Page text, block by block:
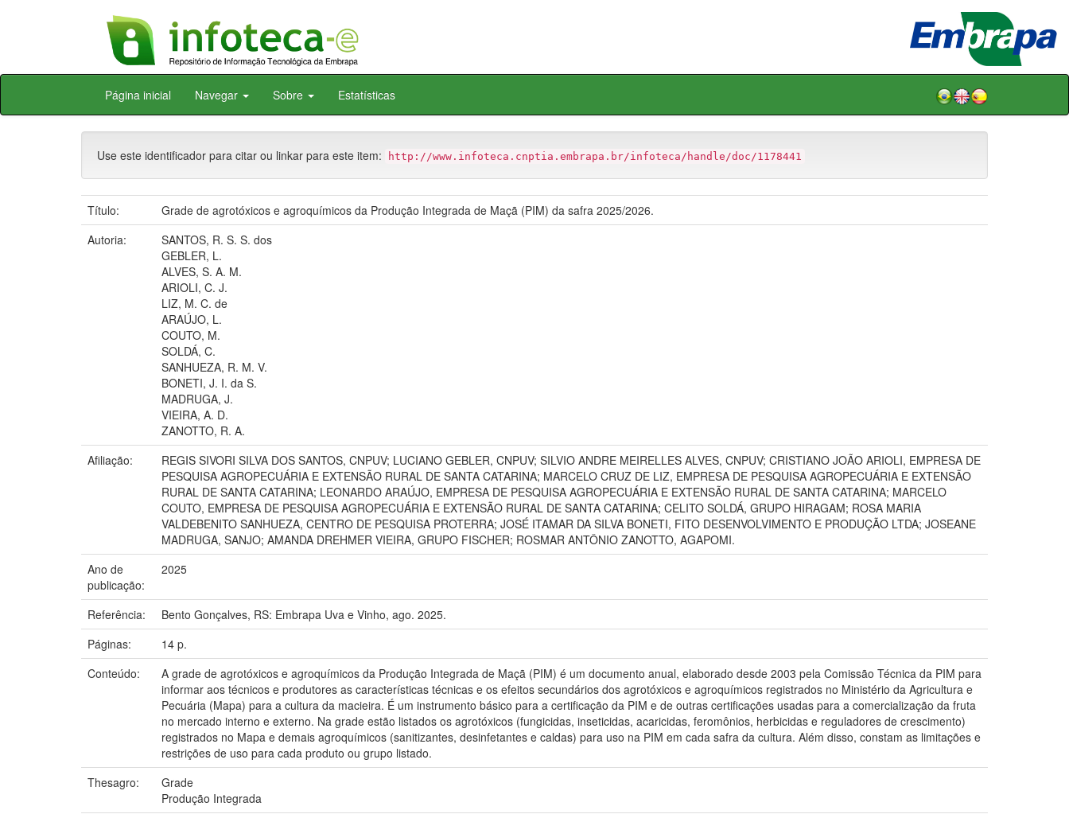
Skip
Página inicial Navegar Sobre Estatísticas
Use este identificador para citar ou linkar para este item: http://www.infoteca.cnptia.embrapa.br/infoteca/handle/doc/1178441
Título:
Grade de agrotóxicos e agroquímicos da Produção Integrada de Maçã (PIM) da safra 2025/2026.
Autoria:
SANTOS, R. S. S. dos
GEBLER, L.
ALVES, S. A. M.
ARIOLI, C. J.
LIZ, M. C. de
ARAÚJO, L.
COUTO, M.
SOLDÁ, C.
SANHUEZA, R. M. V.
BONETI, J. I. da S.
MADRUGA, J.
VIEIRA, A. D.
ZANOTTO, R. A.
Afiliação:
REGIS SIVORI SILVA DOS SANTOS, CNPUV; LUCIANO GEBLER, CNPUV; SILVIO ANDRE MEIRELLES ALVES, CNPUV; CRISTIANO JOÃO ARIOLI, EMPRESA DE
PESQUISA AGROPECUÁRIA E EXTENSÃO RURAL DE SANTA CATARINA; MARCELO CRUZ DE LIZ, EMPRESA DE PESQUISA AGROPECUÁRIA E EXTENSÃO
RURAL DE SANTA CATARINA; LEONARDO ARAÚJO, EMPRESA DE PESQUISA AGROPECUÁRIA E EXTENSÃO RURAL DE SANTA CATARINA; MARCELO
COUTO, EMPRESA DE PESQUISA AGROPECUÁRIA E EXTENSÃO RURAL DE SANTA CATARINA; CELITO SOLDÁ, GRUPO HIRAGAM; ROSA MARIA
VALDEBENITO SANHUEZA, CENTRO DE PESQUISA PROTERRA; JOSÉ ITAMAR DA SILVA BONETI, FITO DESENVOLVIMENTO E PRODUÇÃO LTDA; JOSEANE
MADRUGA, SANJO; AMANDA DREHMER VIEIRA, GRUPO FISCHER; ROSMAR ANTÔNIO ZANOTTO, AGAPOMI.
Ano de
publicação:
2025
Referência:
Bento Gonçalves, RS: Embrapa Uva e Vinho, ago. 2025.
Páginas:
14 p.
Conteúdo:
A grade de agrotóxicos e agroquímicos da Produção Integrada de Maçã (PIM) é um documento anual, elaborado desde 2003 pela Comissão Técnica da PIM para
informar aos técnicos e produtores as características técnicas e os efeitos secundários dos agrotóxicos e agroquímicos registrados no Ministério da Agricultura e
Pecuária (Mapa) para a cultura da macieira. É um instrumento básico para a certificação da PIM e de outras certificações usadas para a comercialização da fruta
no mercado interno e externo. Na grade estão listados os agrotóxicos (fungicidas, inseticidas, acaricidas, feromônios, herbicidas e reguladores de crescimento)
registrados no Mapa e demais agroquímicos (sanitizantes, desinfetantes e caldas) para uso na PIM em cada safra da cultura. Além disso, constam as limitações e
restrições de uso para cada produto ou grupo listado.
Thesagro:
Grade
Produção Integrada